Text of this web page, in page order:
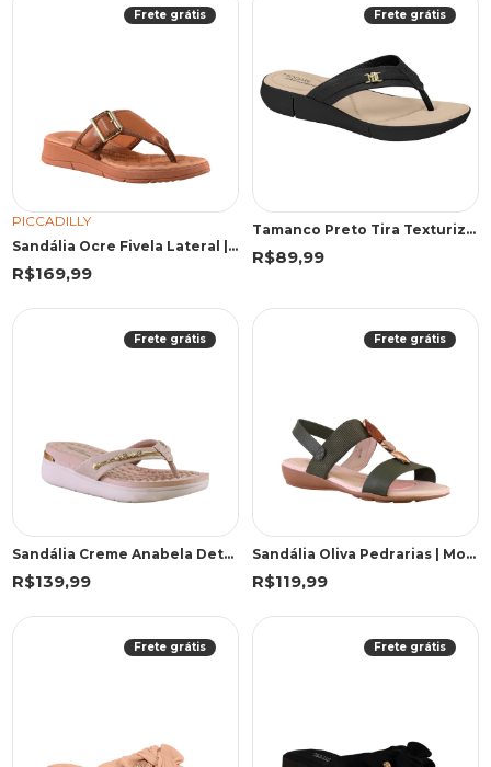
Frete grátis
PICCADILLY
Sandália Ocre Fivela Lateral | Piccadilly
R$169,99
Frete grátis
Tamanco Preto Tira Texturizada | Modare
R$89,99
Frete grátis
Sandália Creme Anabela Detalhe Metalizado | Modare
R$139,99
Frete grátis
Sandália Oliva Pedrarias | Modare
R$119,99
Frete grátis Frete grátis